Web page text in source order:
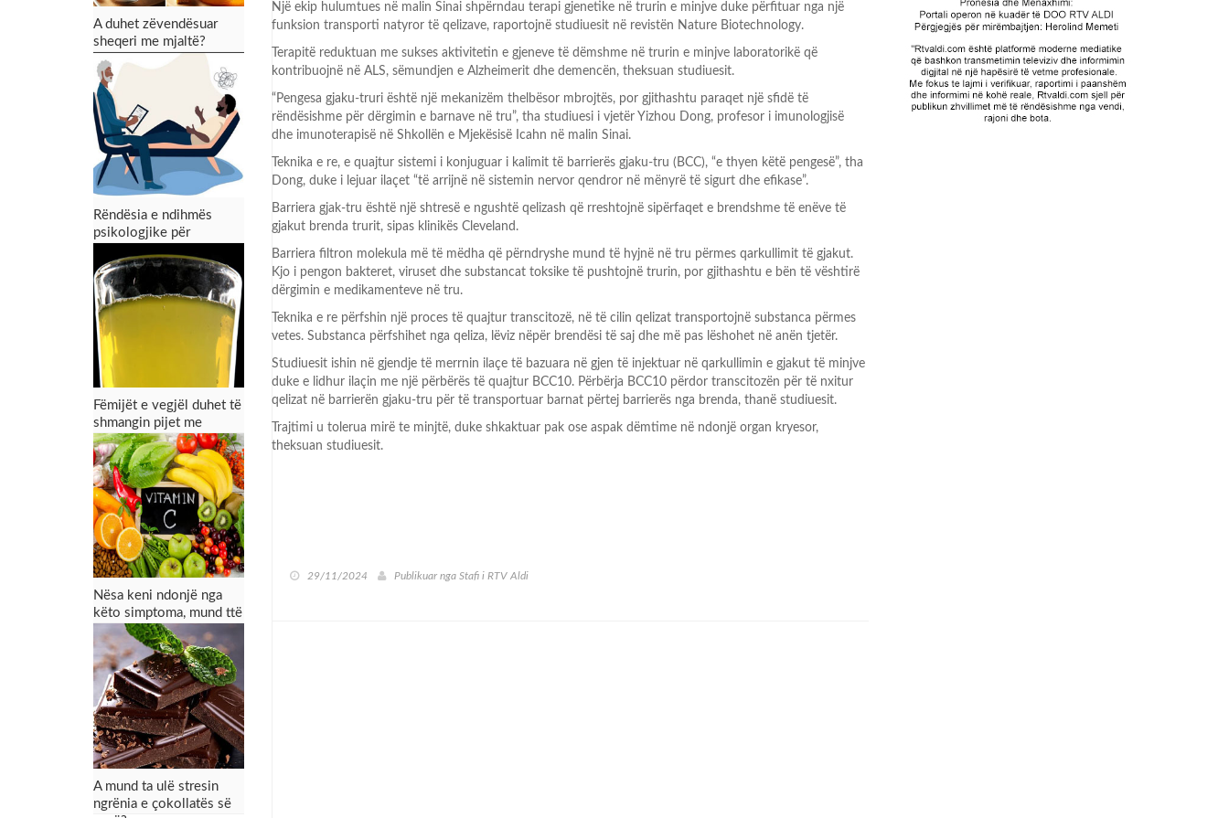
A duhet zëvendësuar
sheqeri me mjaltë?
Rëndësia e ndihmës
psikologjike për
emocionale
Fëmijët e vegjël duhet të
shmangin pijet me
ëmbëlsues, thonë
ekspertët
Nësa keni ndonjë nga
këto simptoma, mund ttë
keni mungesë të
vitaminës C
A mund ta ulë stresin
ngrënia e çokollatës së
Një ekip hulumtues në malin Sinai shpërndau terapi gjenetike në trurin e minjve duke përfituar nga një
funksion transporti natyror të qelizave, raportojnë studiuesit në revistën Nature Biotechnology.
Terapitë reduktuan me sukses aktivitetin e gjeneve të dëmshme në trurin e minjve laboratorikë që
kontribuojnë në ALS, sëmundjen e Alzheimerit dhe demencën, theksuan studiuesit.
“Pengesa gjaku-truri është një mekanizëm thelbësor mbrojtës, por gjithashtu paraqet një sfidë të
rëndësishme për dërgimin e barnave në tru”, tha studiuesi i vjetër Yizhou Dong, profesor i imunologjisë
dhe imunoterapisë në Shkollën e Mjekësisë Icahn në malin Sinai.
Teknika e re, e quajtur sistemi i konjuguar i kalimit të barrierës gjaku-tru (BCC), “e thyen këtë pengesë”, tha
Dong, duke i lejuar ilaçet “të arrijnë në sistemin nervor qendror në mënyrë të sigurt dhe efikase”.
Barriera gjak-tru është një shtresë e ngushtë qelizash që rreshtojnë sipërfaqet e brendshme të enëve të
gjakut brenda trurit, sipas klinikës Cleveland.
Barriera filtron molekula më të mëdha që përndryshe mund të hyjnë në tru përmes qarkullimit të gjakut.
Kjo i pengon bakteret, viruset dhe substancat toksike të pushtojnë trurin, por gjithashtu e bën të vështirë
dërgimin e medikamenteve në tru.
Teknika e re përfshin një proces të quajtur transcitozë, në të cilin qelizat transportojnë substanca përmes
vetes. Substanca përfshihet nga qeliza, lëviz nëpër brendësi të saj dhe më pas lëshohet në anën tjetër.
Studiuesit ishin në gjendje të merrnin ilaçe të bazuara në gjen të injektuar në qarkullimin e gjakut të minjve
duke e lidhur ilaçin me një përbërës të quajtur BCC10. Përbërja BCC10 përdor transcitozën për të nxitur
qelizat në barrierën gjaku-tru për të transportuar barnat përtej barrierës nga brenda, thanë studiuesit.
Trajtimi u tolerua mirë te minjtë, duke shkaktuar pak ose aspak dëmtime në ndonjë organ kryesor,
theksuan studiuesit.
29/11/2024 Publikuar nga Stafi i RTV Aldi